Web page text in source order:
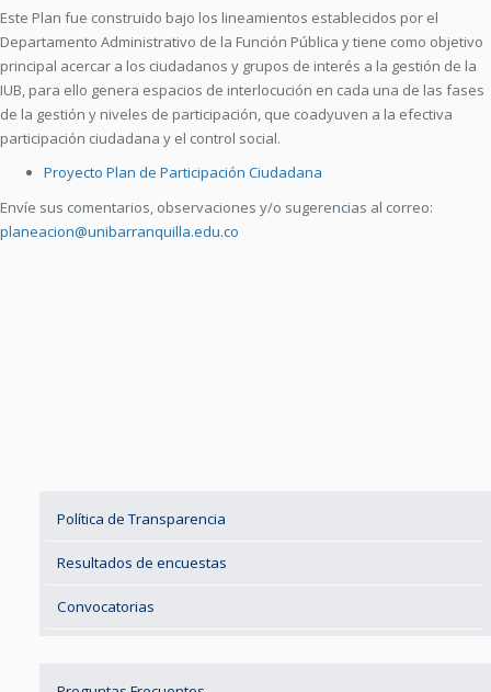
Este Plan fue construido bajo los lineamientos establecidos por el
Departamento Administrativo de la Función Pública y tiene como objetivo
principal acercar a los ciudadanos y grupos de interés a la gestión de la
IUB, para ello genera espacios de interlocución en cada una de las fases
de la gestión y niveles de participación, que coadyuven a la efectiva
participación ciudadana y el control social.
Proyecto Plan de Participación Ciudadana
Envíe sus comentarios, observaciones y/o sugerencias al correo:
planeacion@unibarranquilla.edu.co
Política de Transparencia
Resultados de encuestas
Convocatorias